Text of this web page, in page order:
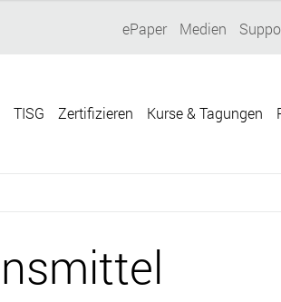
ePaper Medien
TISG Zertifizieren Kurse & Tagungen